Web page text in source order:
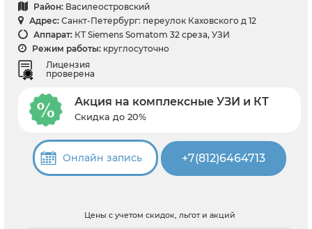
Район: Василеостровский
Адрес: Санкт-Петербург: переулок Каховского д 12
Аппарат: КТ Siemens Somatom 32 среза, УЗИ
Режим работы: круглосуточно
Лицензия
проверена
Акция на комплексные УЗИ и КТ
Скидка до 20%
Онлайн запись +7(812)6464713
Цены с учетом скидок, льгот и акций